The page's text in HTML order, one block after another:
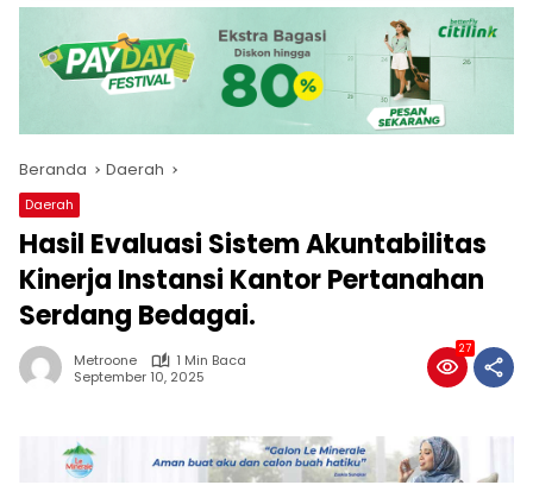
Beranda Daerah
Daerah
Hasil Evaluasi Sistem Akuntabilitas
Kinerja Instansi Kantor Pertanahan
Serdang Bedagai.
Metroone
1 Min Baca
September 10, 2025
27